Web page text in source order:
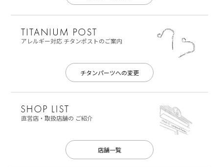
アレルギー対応チタンポストのご案内
チタンパーツへの変更
直営店・取扱店舗の ご紹介
店舗一覧